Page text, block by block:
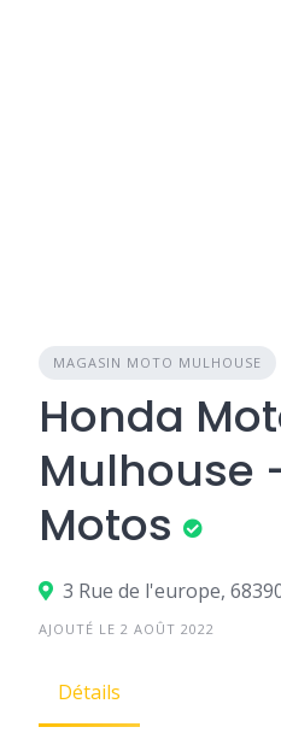
MAGASIN MOTO MULHOUSE
Honda
Mulhouse
Motos
3 Rue de l'europe,
AJOUTÉ LE 2 AOÛT 2022
Détails